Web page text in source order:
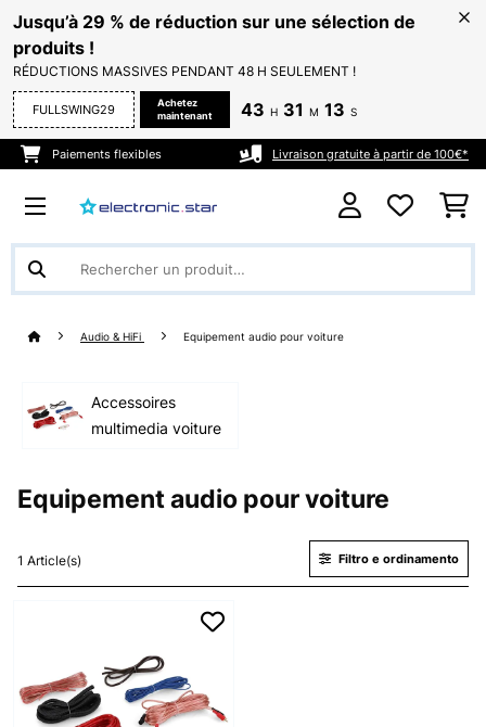
Jusqu’à 29 % de réduction sur une sélection de
produits !
RÉDUCTIONS MASSIVES PENDANT 48 H SEULEMENT !
FULLSWING29
Achetez
maintenant
43 H 31 M 12 S
Paiements flexibles Livraison gratuite à partir de 100€*
Audio & HiFi Equipement audio pour voiture
Accessoires
multimedia voiture
Equipement audio pour voiture
1 Article(s) Filtro e ordinamento